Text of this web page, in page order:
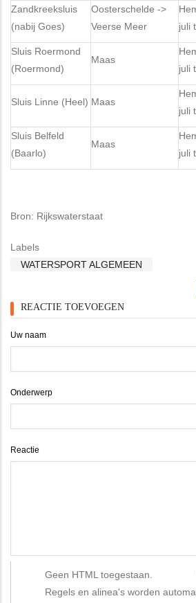
Zandkreeksluis
(nabij Goes)
Oosterschelde ->
Veerse Meer
juli
Sluis Roermond
(Roermond)
Maas
juli
Sluis Linne (Heel) Maas
juli
Sluis Belfeld
(Baarlo)
Maas
juli
Bron: Rijkswaterstaat
Labels
WATERSPORT ALGEMEEN
REACTIE TOEVOEGEN
Uw naam
Onderwerp
Reactie
Geen HTML toegestaan.
Regels en alinea's worden